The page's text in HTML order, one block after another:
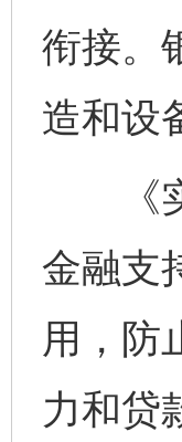
衔接。
造和设
《实
金融支
用，防
力和贷